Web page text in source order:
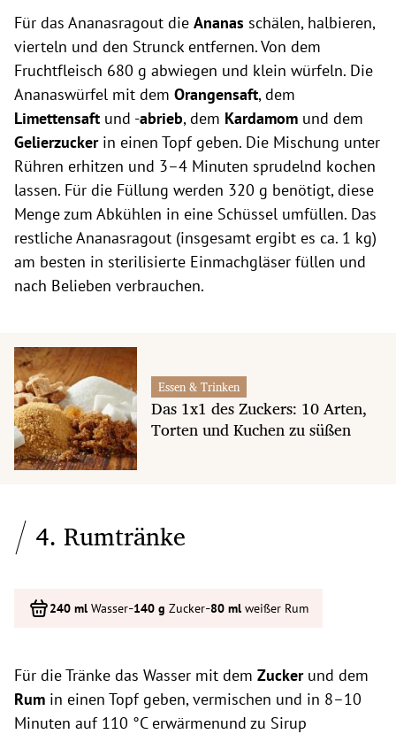
Für das Ananasragout die Ananas schälen, halbieren,
vierteln und den Strunck entfernen. Von dem
Fruchtfleisch 680 g abwiegen und klein würfeln. Die
Ananaswürfel mit dem Orangensaft, dem
Limettensaft und -abrieb, dem Kardamom und dem
Gelierzucker in einen Topf geben. Die Mischung unter
Rühren erhitzen und 3–4 Minuten sprudelnd kochen
lassen. Für die Füllung werden 320 g benötigt, diese
Menge zum Abkühlen in eine Schüssel umfüllen. Das
restliche Ananasragout (insgesamt ergibt es ca. 1 kg)
am besten in sterilisierte Einmachgläser füllen und
nach Belieben verbrauchen.
Essen & Trinken
Das 1x1 des Zuckers: 10 Arten,
Torten und Kuchen zu süßen
4. Rumtränke
Wasser- Zucker- weißer Rum
Für die Tränke das Wasser mit dem Zucker und dem
Rum in einen Topf geben, vermischen und in 8–10
Minuten auf 110 °C erwärmenund zu Sirup